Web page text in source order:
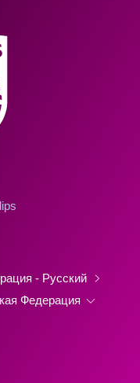
- Русский
Федерация